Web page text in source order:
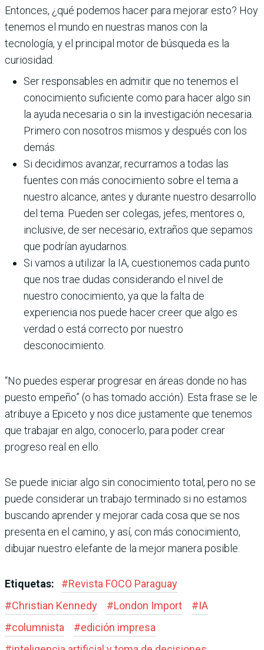
Entonces, ¿qué podemos hacer para mejorar esto? Hoy
tenemos el mundo en nuestras manos con la
tecnología, y el principal motor de búsqueda es la
curiosidad.
Ser responsables en admitir que no tenemos el
conocimiento suficiente como para hacer algo sin
la ayuda necesaria o sin la investigación necesaria.
Primero con nosotros mismos y después con los
demás.
Si decidimos avanzar, recurramos a todas las
fuentes con más conocimiento sobre el tema a
nuestro alcance, antes y durante nuestro desarrollo
del tema. Pueden ser colegas, jefes, mentores o,
inclusive, de ser necesario, extraños que sepamos
que podrían ayudarnos.
Si vamos a utilizar la IA, cuestionemos cada punto
que nos trae dudas considerando el nivel de
nuestro conocimiento, ya que la falta de
experiencia nos puede hacer creer que algo es
verdad o está correcto por nuestro
desconocimiento.
“No puedes esperar progresar en áreas donde no has
puesto empeño” (o has tomado acción). Esta frase se le
atribuye a Epiceto y nos dice justamente que tenemos
que trabajar en algo, conocerlo, para poder crear
progreso real en ello.
Se puede iniciar algo sin conocimiento total, pero no se
puede considerar un trabajo terminado si no estamos
buscando aprender y mejorar cada cosa que se nos
presenta en el camino, y así, con más conocimiento,
dibujar nuestro elefante de la mejor manera posible.
Etiquetas: #Revista FOCO Paraguay
#Christian Kennedy #London Import #IA
#columnista #edición impresa